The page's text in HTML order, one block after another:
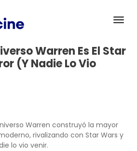
Warren Es El Star
(y Nadie Lo Vio
Warren construyó la mayor
rivalizando con Star Wars y
lo vio venir.